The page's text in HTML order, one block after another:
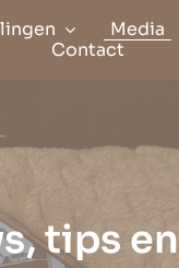
Media
Contact
tips